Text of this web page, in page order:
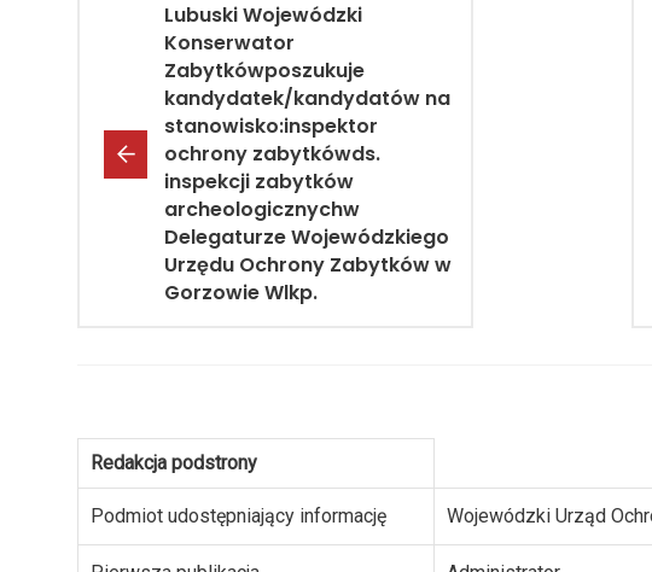
Lubuski Wojewódzki
Konserwator
Zabytkówposzukuje
kandydatek/kandydatów na
stanowisko:inspektor
ochrony zabytkówds.
inspekcji zabytków
archeologicznychw
Delegaturze Wojewódzkiego
Urzędu Ochrony Zabytków w
Gorzowie Wlkp.
Redakcja podstrony
Podmiot udostępniający informację Wojewódzki Urząd